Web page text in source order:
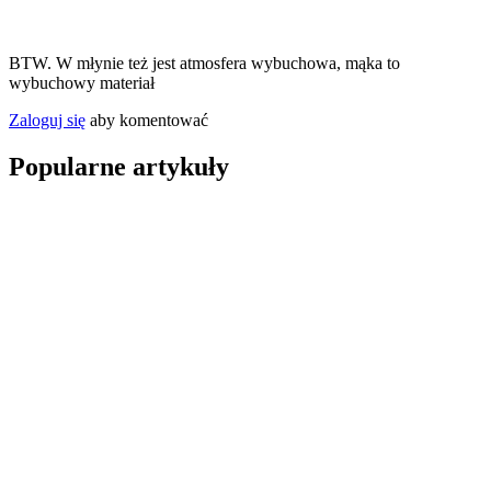
BTW. W młynie też jest atmosfera wybuchowa, mąka to
wybuchowy materiał
Zaloguj się aby komentować
Popularne artykuły